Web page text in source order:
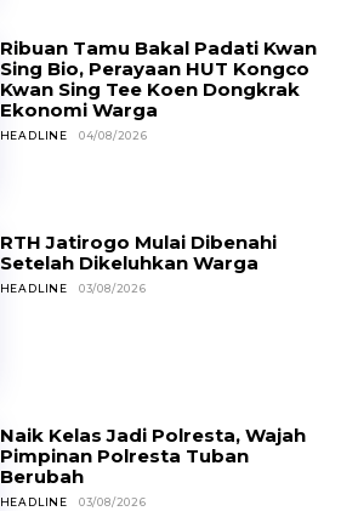
Ribuan Tamu Bakal Padati Kwan
Sing Bio, Perayaan HUT Kongco
Kwan Sing Tee Koen Dongkrak
Ekonomi Warga
HEADLINE 04/08/2026
RTH Jatirogo Mulai Dibenahi
Setelah Dikeluhkan Warga
HEADLINE 03/08/2026
Naik Kelas Jadi Polresta, Wajah
Pimpinan Polresta Tuban
Berubah
HEADLINE 03/08/2026